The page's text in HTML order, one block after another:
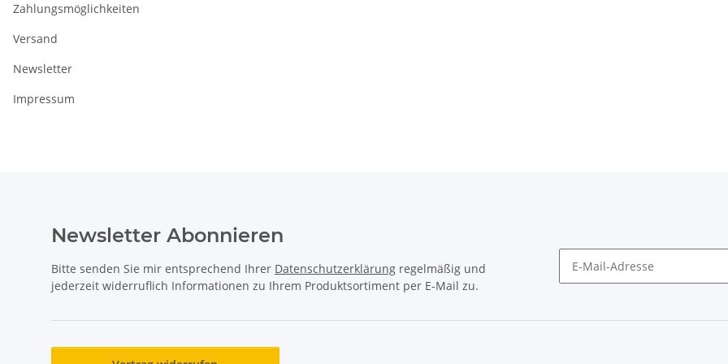
Zahlungsmöglichkeiten
Versand
Newsletter
Impressum
Newsletter Abonnieren
Bitte senden Sie mir entsprechend Ihrer Datenschutzerklärung regelmäßig und
jederzeit widerruflich Informationen zu Ihrem Produktsortiment per E-Mail zu.